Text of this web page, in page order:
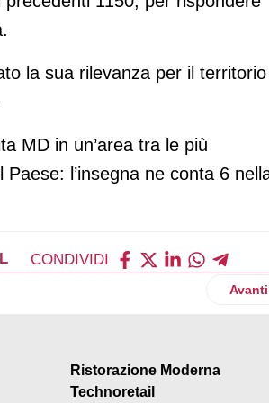
la sua rilevanza per il territorio
MD in un’area tra le più
l’insegna ne conta 6
CONDIVIDI
Avanti
Ristorazione Moderna
Technoretail